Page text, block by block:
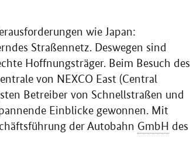
wie Japan:
Straßennetz. Deswegen sind
Hoffnungsträger. Beim Besuch des
von NEXCO East (Central
Betreiber von Schnellstraßen und
Einblicke gewonnen. Mit
der Autobahn GmbH des